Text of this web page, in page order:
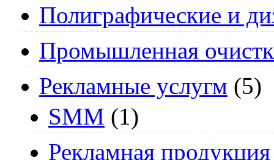
Полиграфические и
Промышленная
Рекламные услугм (5)
SMM (1)
Рекламная продукция